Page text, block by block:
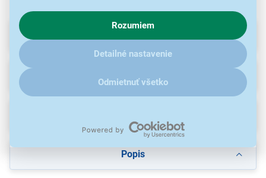
o chovaní na webe pre zobrazovaní cielených reklám.
V prípade že vás zaujímajú detaily, ako u nás s cookies a
ďalšími údaji pracujeme, kliknitesem.
Rozumiem
Detailné nastavenie
Odmietnuť všetko
Popis